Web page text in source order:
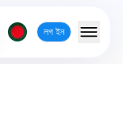
লগ ইন